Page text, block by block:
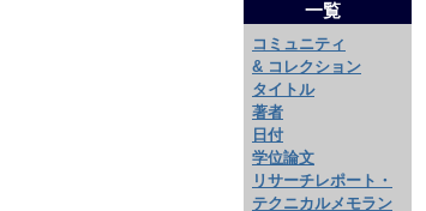
一覧
コミュニティ
& コレクション
タイトル
著者
日付
学位論文
リサーチレポート・
テクニカルメモラン